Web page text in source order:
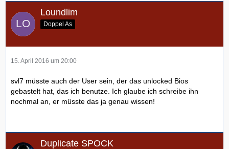
Loundlim
Doppel As
15. April 2016 um 20:00
svl7 müsste auch der User sein, der das unlocked Bios
gebastelt hat, das ich benutze. Ich glaube ich schreibe ihn
nochmal an, er müsste das ja genau wissen!
Duplicate SPOCK